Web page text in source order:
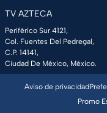
TV AZTECA
Periférico Sur 4121,
Col. Fuentes Del Pedregal,
C.P. 14141,
Ciudad De México, México.
Aviso de privacidad
Promo